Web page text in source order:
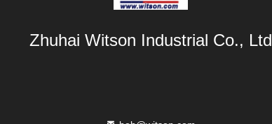
Zhuhai Witson Industrial Co., Ltd